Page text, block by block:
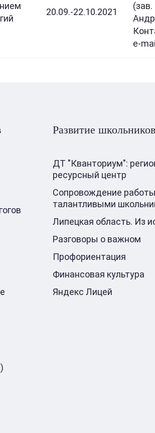
20.09.-22.10.2021
e-
Развитие школьников
ДТ "Кванториум":
ресурсный центр
Сопровождение
талантливыми
Липецкая область. Из
Разговоры о важном
Профориентация
Финансовая культура
Яндекс Лицей